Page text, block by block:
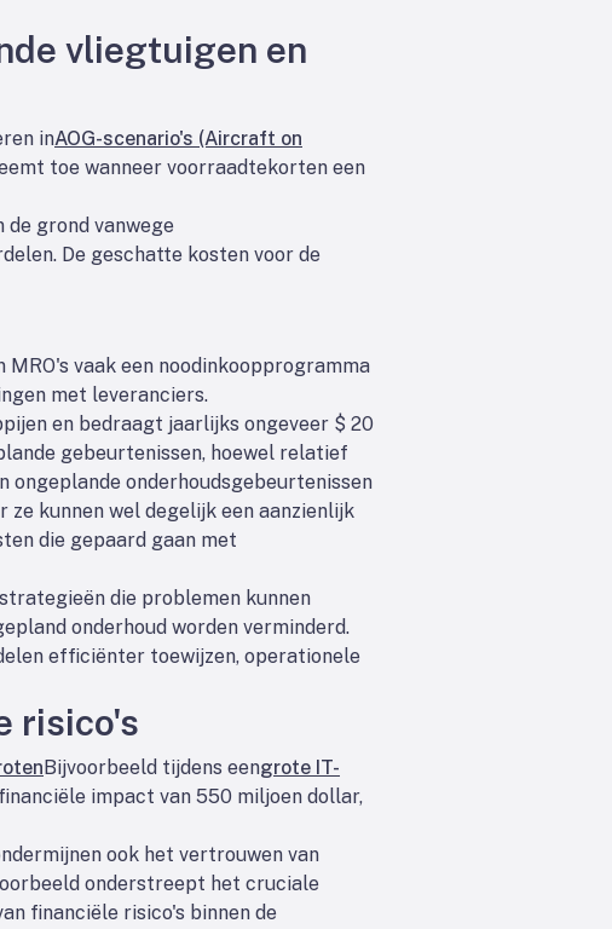
vliegtuigen en
inAOG-scenario's (Aircraft on
toe wanneer voorraadtekorten een
de grond vanwege
De geschatte kosten voor de
vaak een noodinkoopprogramma
met leveranciers.
en bedraagt jaarlijks ongeveer $ 20
gebeurtenissen, hoewel relatief
ongeplande onderhoudsgebeurtenissen
kunnen wel degelijk een aanzienlijk
die gepaard gaan met
die problemen kunnen
onderhoud worden verminderd.
efficiënter toewijzen, operationele
risico's
Bijvoorbeeld tijdens eengrote IT-
impact van 550 miljoen dollar,
ook het vertrouwen van
onderstreept het cruciale
financiële risico's binnen de